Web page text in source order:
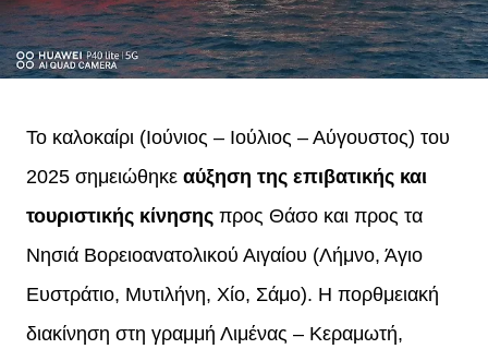
Το καλοκαίρι (Ιούνιος – Ιούλιος – Αύγουστος) του
2025 σημειώθηκε αύξηση της επιβατικής και
τουριστικής κίνησης προς Θάσο και προς τα
Νησιά Βορειοανατολικού Αιγαίου (Λήμνο, Άγιο
Ευστράτιο, Μυτιλήνη, Χίο, Σάμο). Η πορθμειακή
διακίνηση στη γραμμή Λιμένας – Κεραμωτή,